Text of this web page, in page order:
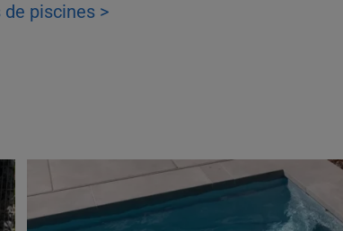
piscines >